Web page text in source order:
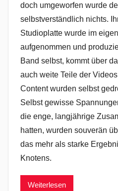
doch umgeworfen wurde
selbstverständlich nichts.
Studioplatte wurde im
aufgenommen und
Band selbst, kommt über
auch weite Teile der
Content wurden selbst
Selbst gewisse
die enge, langjährige
hatten, wurden souverän
das mehr als starke
Knotens.
Weiterlesen